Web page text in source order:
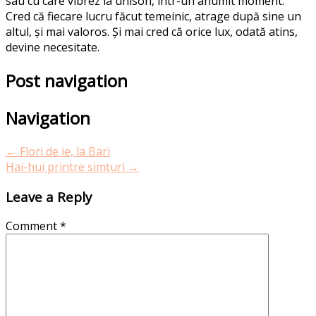
Cred că fiecare lucru făcut temeinic, atrage după sine un
altul, și mai valoros. Și mai cred că orice lux, odată atins,
devine necesitate.
Post navigation
Navigation
← Flori de ie, la Bari
Hai-hui printre simțuri →
Leave a Reply
Comment*